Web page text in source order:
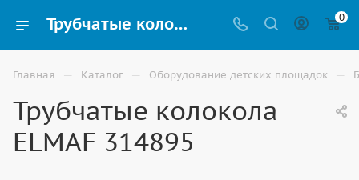
Трубчатые колокола ELMAF 314895 для детского сада и игровой площадки купить в Астрахани | ВИНКО 0
Главная — Каталог — Оборудование детских площадок —
Трубчатые колокола
ELMAF 314895